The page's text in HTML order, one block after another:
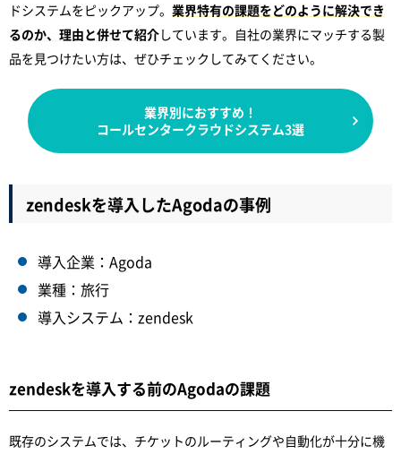
ドシステムをピックアップ。 業界特有の課題をどのように解決でき
るのか、理由と併せて紹介しています。自社の業界にマッチする製
品を見つけたい方は、ぜひチェックしてみてください。
業界別におすすめ！
コールセンタークラウドシステム3選
zendeskを導入したAgodaの事例
導入企業：Agoda
業種：旅行
導入システム：zendesk
zendeskを導入する前のAgodaの課題
既存のシステムでは、チケットのルーティングや自動化が十分に機